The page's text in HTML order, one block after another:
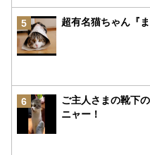
5 超有名猫ちゃん『
6
ご主人さまの靴下
ニャー！